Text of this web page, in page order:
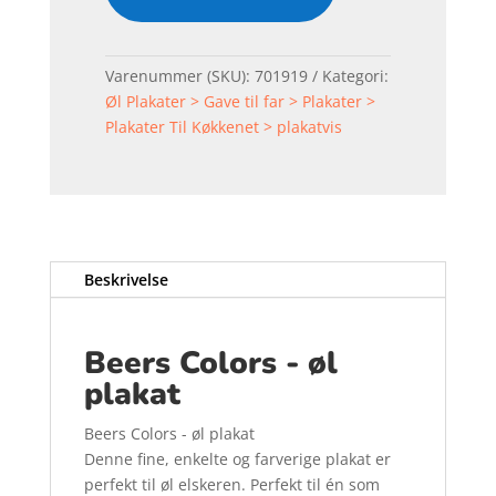
Varenummer (SKU): 701919
Kategori:
Øl Plakater > Gave til far > Plakater >
Plakater Til Køkkenet > plakatvis
Beskrivelse
Beers Colors - øl
plakat
Beers Colors - øl plakat
Denne fine, enkelte og farverige plakat er
perfekt til øl elskeren. Perfekt til én som